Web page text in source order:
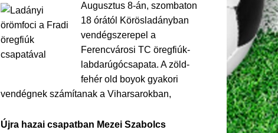
Augusztus 8-án, szombaton
18 órától Körösladányban
vendégszerepel a
Ferencvárosi TC öregfiúk-
labdarúgócsapata. A zöld-
fehér old boyok gyakori
vendégnek számítanak a Viharsarokban,
Újra hazai csapatban Mezei Szabolcs